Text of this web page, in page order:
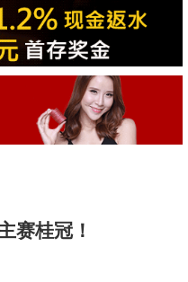
赛桂冠！